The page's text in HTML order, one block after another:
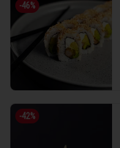
-46%
-42%